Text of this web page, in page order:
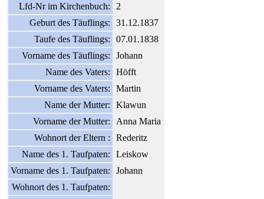
Lfd-Nr im Kirchenbuch:
2
Geburt des Täuflings:
31.12.1837
Taufe des Täuflings:
07.01.1838
Vorname des Täuflings:
Johann
Name des Vaters:
Höfft
Vorname des Vaters:
Martin
Name der Mutter:
Klawun
Vorname der Mutter:
Anna Maria
Wohnort der Eltern :
Rederitz
Name des 1. Taufpaten:
Leiskow
Vorname des 1. Taufpaten:
Johann
Wohnort des 1. Taufpaten: